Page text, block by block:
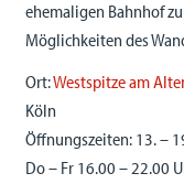
ehemaligen Bahnhof
Möglichkeiten des
Ort:Westspitze am
Köln
Öffnungszeiten: 13. –
Do – Fr 16.00 – 22.00